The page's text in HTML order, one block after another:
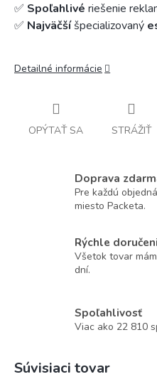
✅ Spoľahlivé riešenie
✅ Najväčšíšpecializovaný
Detailné informácie
OPÝTAŤ SA STRÁŽIŤ
Doprava
Pre každú
miesto Packeta.
Rýchle
Všetok tovar
dní.
Spoľahlivosť
Viac ako 22 810
Súvisiaci tovar